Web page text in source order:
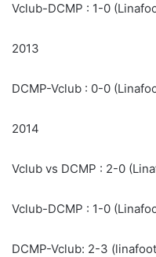
Vclub-DCMP : 1-0
2013
DCMP-Vclub : 0-0
2014
Vclub vs DCMP : 2-0
Vclub-DCMP : 1-0
DCMP-Vclub: 2-3